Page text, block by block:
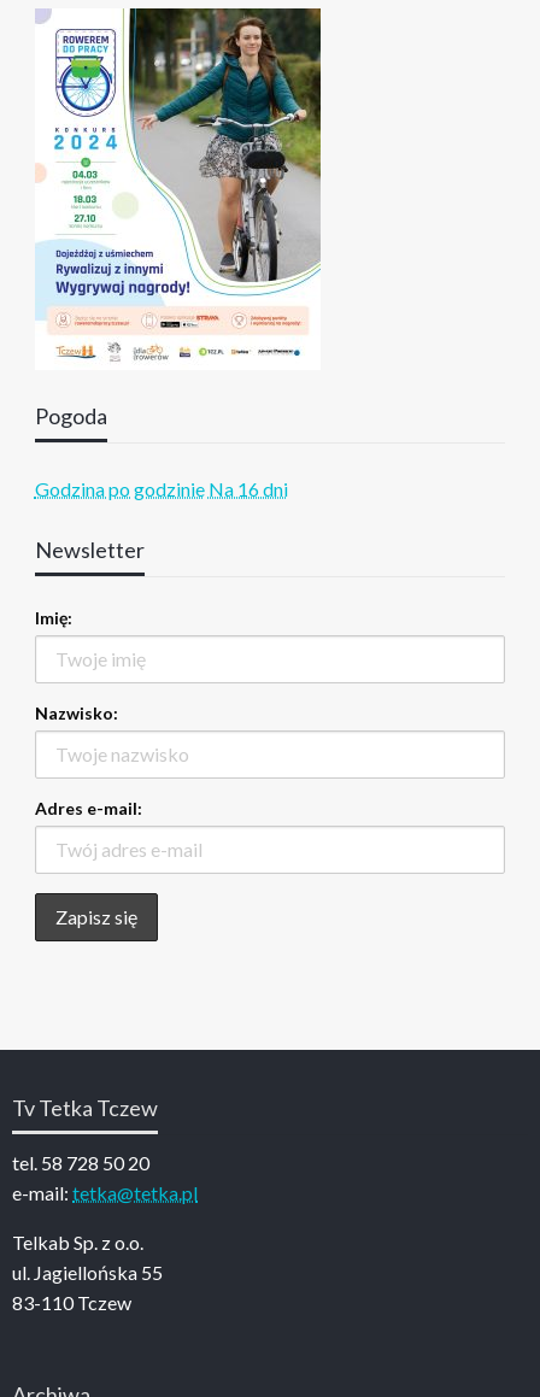
Pogoda
Godzina po godzinie Na 16 dni
Newsletter
Imię:
Nazwisko:
Adres e-mail:
Tv Tetka Tczew
tel. 58 728 50 20
e-mail: tetka@tetka.pl
Telkab Sp. z o.o.
ul. Jagiellońska 55
83-110 Tczew